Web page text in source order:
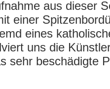
aus dieser
einer
eines
uns die
sehr beschädigte